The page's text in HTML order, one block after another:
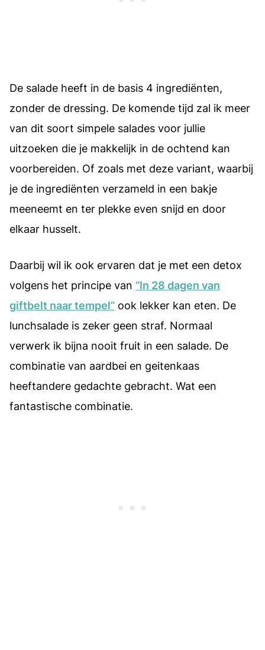
De salade heeft in de basis 4 ingrediënten,
zonder de dressing. De komende tijd zal ik meer
van dit soort simpele salades voor jullie
uitzoeken die je makkelijk in de ochtend kan
voorbereiden. Of zoals met deze variant, waarbij
je de ingrediënten verzameld in een bakje
meeneemt en ter plekke even snijd en door
elkaar husselt.
Daarbij wil ik ook ervaren dat je met een detox
volgens het principe van “In 28 dagen van
giftbelt naar tempel” ook lekker kan eten. De
lunchsalade is zeker geen straf. Normaal
verwerk ik bijna nooit fruit in een salade. De
combinatie van aardbei en geitenkaas
heeftandere gedachte gebracht. Wat een
fantastische combinatie.